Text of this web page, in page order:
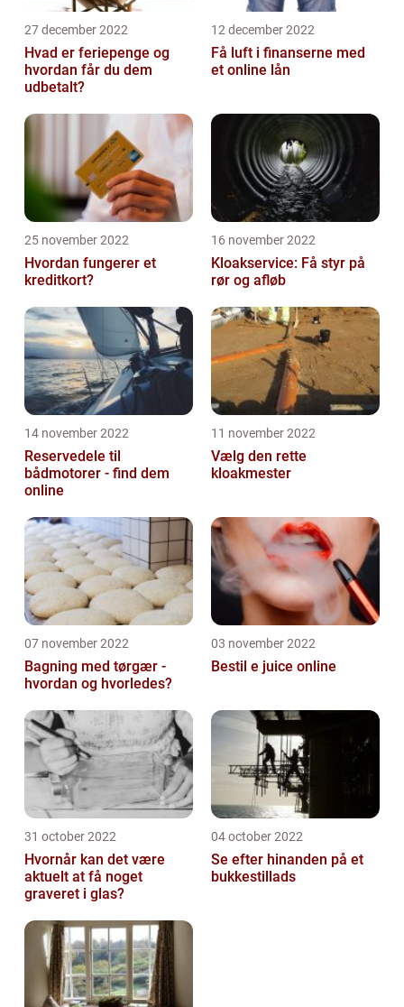
27 december 2022
Hvad er feriepenge og
hvordan får du dem
udbetalt?
12 december 2022
Få luft i finanserne med
et online lån
25 november 2022
Hvordan fungerer et
kreditkort?
16 november 2022
Kloakservice: Få styr på
rør og afløb
14 november 2022
Reservedele til
bådmotorer - find dem
online
11 november 2022
Vælg den rette
kloakmester
07 november 2022
Bagning med tørgær -
hvordan og hvorledes?
03 november 2022
Bestil e juice online
31 october 2022
Hvornår kan det være
aktuelt at få noget
graveret i glas?
04 october 2022
Se efter hinanden på et
bukkestillads